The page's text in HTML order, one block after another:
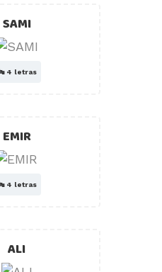
SAMI
4 letras
EMIR
4 letras
ALI